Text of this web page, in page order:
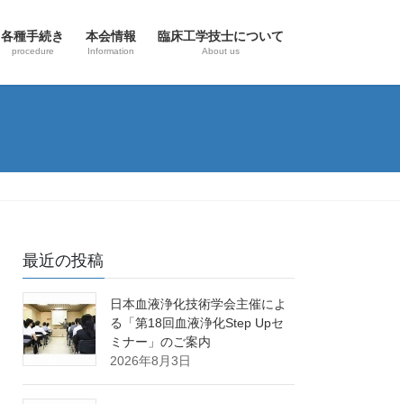
各種手続き
procedure
本会情報
Information
臨床工学技士について
About us
最近の投稿
日本血液浄化技術学会主催によ
る「第18回血液浄化Step Upセ
ミナー」のご案内
2026年8月3日